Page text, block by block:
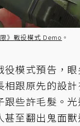
》戰役模式 Demo 。
役模式預告，
跟原先的設計
跟些許毛髮。
甚至翻出鬼面